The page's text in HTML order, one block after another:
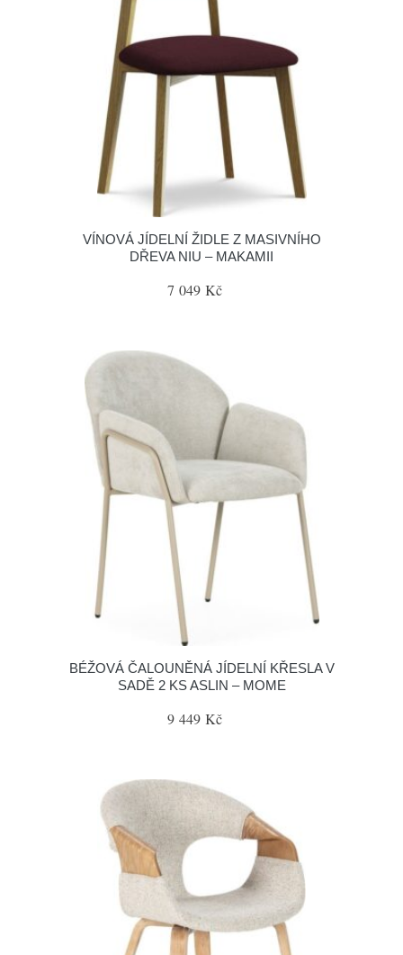
VÍNOVÁ JÍDELNÍ ŽIDLE Z MASIVNÍHO
DŘEVA NIU – MAKAMII
7 049 Kč
BÉŽOVÁ ČALOUNĚNÁ JÍDELNÍ KŘESLA V
SADĚ 2 KS ASLIN – MOME
9 449 Kč